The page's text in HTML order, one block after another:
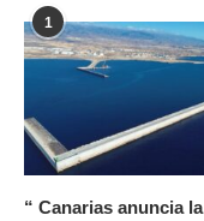
1
“ Canarias anuncia la